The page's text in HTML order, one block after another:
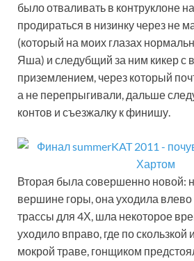
было отваливать в контруклоне
продираться в низинку через не
(который на моих глазах
Яша) и следубщий за ним кикер с
приземлением, через который
а не перепрыгивали, дальше
контов и съезжалку к финишу.
Вторая была совершенно новой:
вершине горы, она уходила влево
трассы для 4Х, шла некоторое
уходило вправо, где по скользкой
мокрой траве, гонщиком